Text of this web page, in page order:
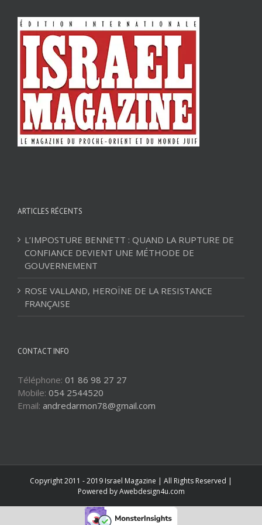
ARTICLES RÉCENTS
L’IMPOSTURE BENNETT : QUAND LA RUPTURE DE
CONFIANCE DEVIENT UNE MÉTHODE DE
GOUVERNEMENT
ROSE VALLAND, HEROÏNE DE LA RESISTANCE
FRANÇAISE
CONTACT INFO
Téléphone: 01 86 98 27 27
Mobile: 054 2544520
Email: andredarmon78@gmail.com
Copyright 2011 - 2019 Israel Magazine | All Rights Reserved |
Powered byAwebdesign4u.com